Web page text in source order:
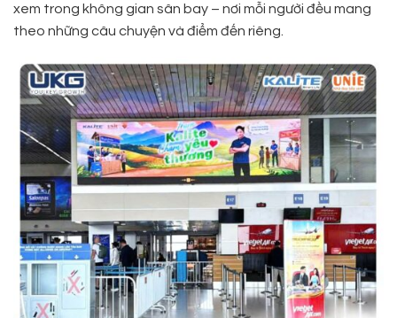
xem trong không gian sân bay – nơi mỗi người đều mang
theo những câu chuyện và điểm đến riêng.